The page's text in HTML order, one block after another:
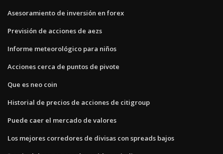
Asesoramiento de inversión en forex
Previsión de acciones de aezs
Informe meteorológico para niños
Acciones cerca de puntos de pivote
Que es neo coin
Historial de precios de acciones de citigroup
Puede caer el mercado de valores
Los mejores corredores de divisas con spreads bajos